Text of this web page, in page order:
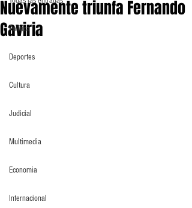
Política
Deportes
Cultura
Judicial
Multimedia
Economia
Internacional
Nuevamente triunfa Fernando
Gaviria